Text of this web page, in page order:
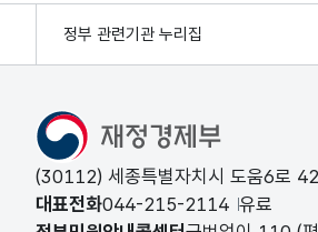
정부 관련기관 누리집
(30112) 세종특별자치시 도움6로
대표전화044-215-2114 유료